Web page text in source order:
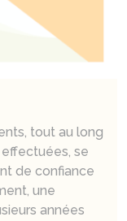
tout au long
se
de confiance
une
années